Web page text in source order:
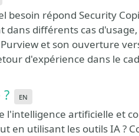
besoin répond Security
différents cas
et son ouverture
d'expérience dans le
en
l'intelligence artificielle et
en utilisant les outils IA ?